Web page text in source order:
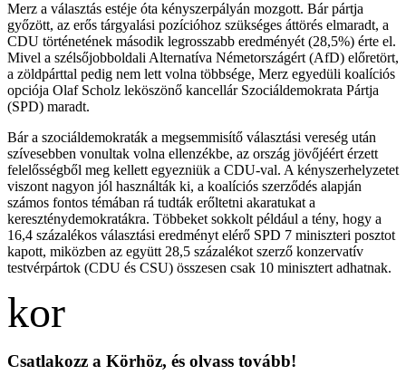
Merz a választás estéje óta kényszerpályán mozgott. Bár pártja
győzött, az erős tárgyalási pozícióhoz szükséges áttörés elmaradt, a
CDU történetének második legrosszabb eredményét (28,5%) érte el.
Mivel a szélsőjobboldali Alternatíva Németországért (AfD) előretört,
a zöldpárttal pedig nem lett volna többsége, Merz egyedüli koalíciós
opciója Olaf Scholz leköszönő kancellár Szociáldemokrata Pártja
(SPD) maradt.
Bár a szociáldemokraták a megsemmisítő választási vereség után
szívesebben vonultak volna ellenzékbe, az ország jövőjéért érzett
felelősségből meg kellett egyezniük a CDU-val. A kényszerhelyzetet
viszont nagyon jól használták ki, a koalíciós szerződés alapján
számos fontos témában rá tudták erőltetni akaratukat a
kereszténydemokratákra. Többeket sokkolt például a tény, hogy a
16,4 százalékos választási eredményt elérő SPD 7 miniszteri posztot
kapott, miközben az együtt 28,5 százalékot szerző konzervatív
testvérpártok (CDU és CSU) összesen csak 10 minisztert adhatnak.
Csatlakozz a Körhöz, és olvass tovább!